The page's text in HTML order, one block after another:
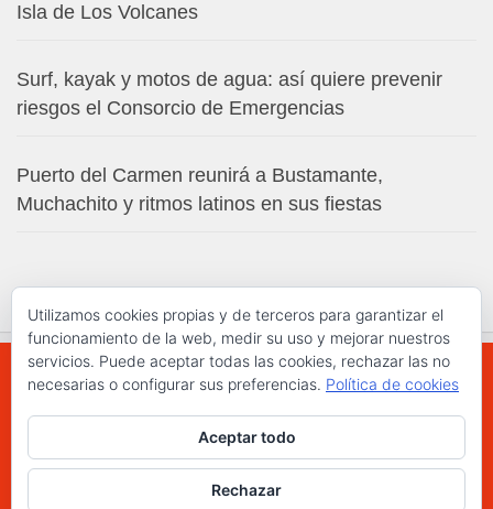
Isla de Los Volcanes
Surf, kayak y motos de agua: así quiere prevenir
riesgos el Consorcio de Emergencias
Puerto del Carmen reunirá a Bustamante,
Muchachito y ritmos latinos en sus fiestas
WWW.ELCHAPLON.COM © 2026. Todos los
derechos reservados.
Utilizamos cookies propias y de terceros para garantizar el
funcionamiento de la web, medir su uso y mejorar nuestros
servicios. Puede aceptar todas las cookies, rechazar las no
necesarias o configurar sus preferencias. Política de cookies
Aceptar todo
Rechazar